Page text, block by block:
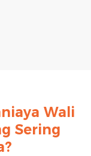
Wali
Sering